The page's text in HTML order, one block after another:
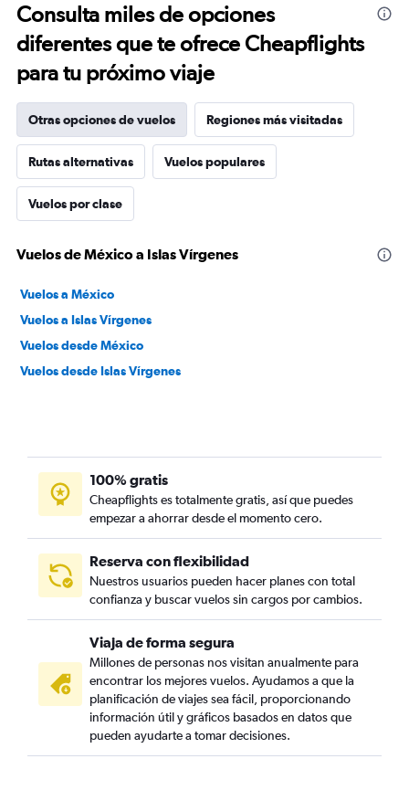
Consulta miles de opciones
diferentes que te ofrece Cheapflights
para tu próximo viaje
Otras opciones de vuelos Regiones más visitadas
Rutas alternativas Vuelos populares
Vuelos por clase
Vuelos de México a Islas Vírgenes
Vuelos a México
Vuelos a Islas Vírgenes
Vuelos desde México
Vuelos desde Islas Vírgenes
100% gratis
Cheapflights es totalmente gratis, así que puedes
empezar a ahorrar desde el momento cero.
Reserva con flexibilidad
Nuestros usuarios pueden hacer planes con total
confianza y buscar vuelos sin cargos por cambios.
Viaja de forma segura
Millones de personas nos visitan anualmente para
encontrar los mejores vuelos. Ayudamos a que la
planificación de viajes sea fácil, proporcionando
información útil y gráficos basados en datos que
pueden ayudarte a tomar decisiones.